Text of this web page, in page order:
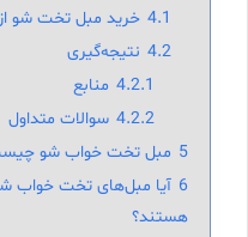
4.1 خرید مبل تخت شو از
4.2 نتیجه‌گیری
4.2.1 منابع
4.2.2 سوالات متداول
5 مبل تخت خواب شو
6 آیا مبل‌های تخت خواب
هستند؟